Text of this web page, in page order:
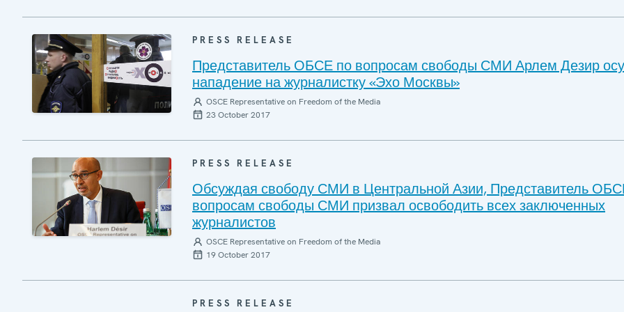
PRESS RELEASE
Представитель ОБСЕ по вопросам свободы СМИ Арлем Дезир
нападение на журналистку «Эхо Москвы»
OSCE Representative on Freedom of the Media
23 October 2017
PRESS RELEASE
Обсуждая свободу СМИ в Центральной Азии, Представитель
вопросам свободы СМИ призвал освободить всех заключенных
журналистов
OSCE Representative on Freedom of the Media
19 October 2017
PRESS RELEASE